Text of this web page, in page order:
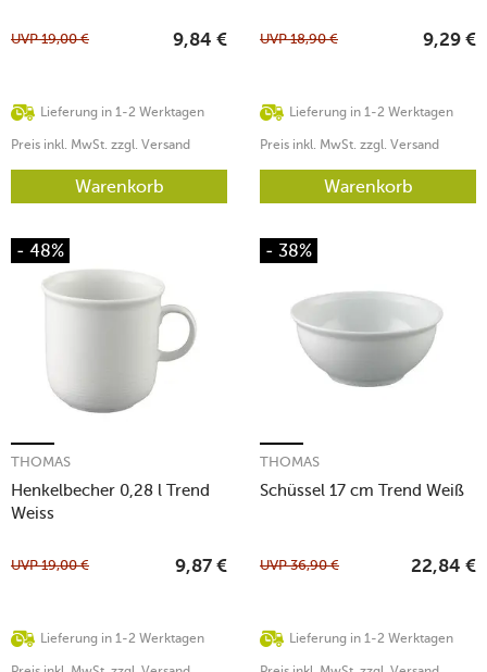
Lieferung in 1-2 Werktagen
UVP19,00 € 9,84 €
Preis inkl. MwSt. zzgl. Versand
Warenkorb
Lieferung in 1-2 Werktagen
UVP18,90 € 9,29 €
Preis inkl. MwSt. zzgl. Versand
Warenkorb
- 48%
Henkelbecher 0,28 l Trend
Weiss
THOMAS
Lieferung in 1-2 Werktagen
UVP19,00 € 9,87 €
- 38%
Schüssel 17 cm Trend Weiß
THOMAS
Lieferung in 1-2 Werktagen
UVP36,90 € 22,84 €